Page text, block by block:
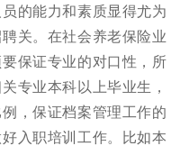
的能力和素质显得尤为
关。在社会养老保险业
保证专业的对口性，所
专业本科以上毕业生，
，保证档案管理工作的
入职培训工作。比如本